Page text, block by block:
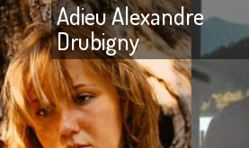
Adieu Alexandre
Drubigny